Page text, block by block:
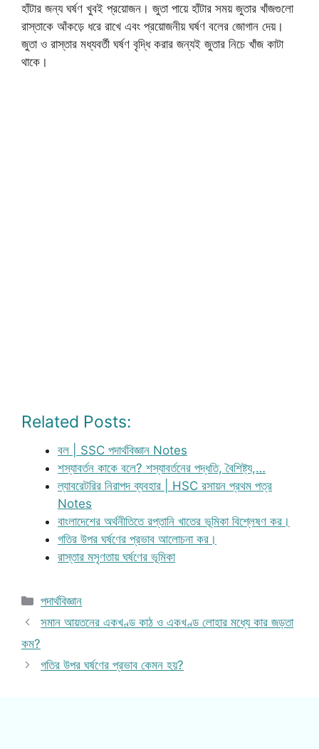
হাঁটার জন্য ঘর্ষণ খুবই প্রয়োজন। জুতা পায়ে হাঁটার সময় জুতার খাঁজগুলো
রাস্তাকে আঁকড়ে ধরে রাখে এবং প্রয়োজনীয় ঘর্ষণ বলের জোগান দেয়।
জুতা ও রাস্তার মধ্যবর্তী ঘর্ষণ বৃদ্ধি করার জন্যই জুতার নিচে খাঁজ কাটা
থাকে।
Related Posts:
বল | SSC পদার্থবিজ্ঞান Notes
শস্যাবর্তন কাকে বলে? শস্যাবর্তনের পদ্ধতি, বৈশিষ্ট্য,…
ল্যাবরেটরির নিরাপদ ব্যবহার | HSC রসায়ন প্রথম পত্র
Notes
বাংলাদেশের অর্থনীতিতে রপ্তানি খাতের ভূমিকা বিশ্লেষণ কর।
গতির উপর ঘর্ষণের প্রভাব আলোচনা কর।
রাস্তার মসৃণতায় ঘর্ষণের ভূমিকা
Categories
পদার্থবিজ্ঞান
সমান আয়তনের একখণ্ড কাঠ ও একখণ্ড লোহার মধ্যে কার জড়তা
কম?
গতির উপর ঘর্ষণের প্রভাব কেমন হয়?